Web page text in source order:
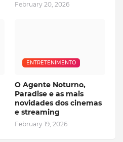
February 20, 2026
ENTRETENIMENTO
O Agente Noturno,
Paradise e as mais
novidades dos cinemas
e streaming
February 19, 2026